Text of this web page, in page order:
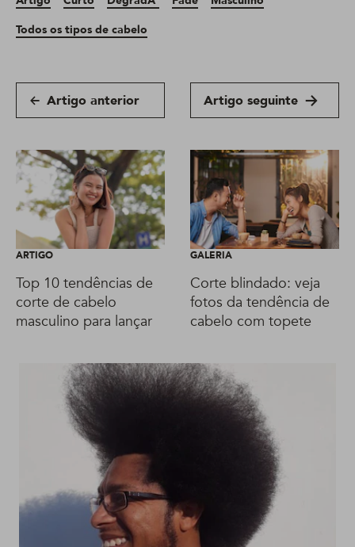
Todos os tipos de cabelo
Artigo anterior Artigo seguinte
ARTIGO
Top 10 tendências de
corte de cabelo
masculino para lançar
GALERIA
Corte blindado: veja
fotos da tendência de
cabelo com topete